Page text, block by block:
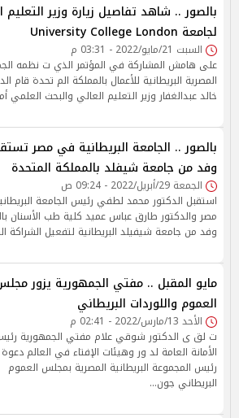
بالصور .. شاهد تفاصيل زيارة وزير التعليم
لجامعة University College London
السبت 21/مايو/2022 - 03:31 م
على هامش المشاركة في المؤتمر الذي ت نظمه
المصرية البريطانية للأعمال بالمملكة الم تحدة قام
خالد عبدالغفار وزير التعليم العالي والبحث
بالصور .. الجامعة البريطانية في مصر
وفد من جامعة شيفلد بالمملكة المتحدة
الجمعة 29/أبريل/2022 - 09:24 ص
استقبل الدكتور محمد لطفي رئيس الجامعة
مصر والدكتور طارق عباس عميد كلية طب الأسنان
وفد من جامعة شيفيلد البريطانية لتفعيل الشراكة
مايو المقبل .. مفتي الجمهورية يزور
العموم واللوردات البريطاني
الأحد 13/مارس/2022 - 02:41 م
ت لق ى الدكتور شوقي علام مفتي الجمهورية
الأمانة العامة لد ور وهيئات الإفتاء في العالم
رئيس المجموعة البريطانية المصرية بمجلس العموم
البريطاني جون…